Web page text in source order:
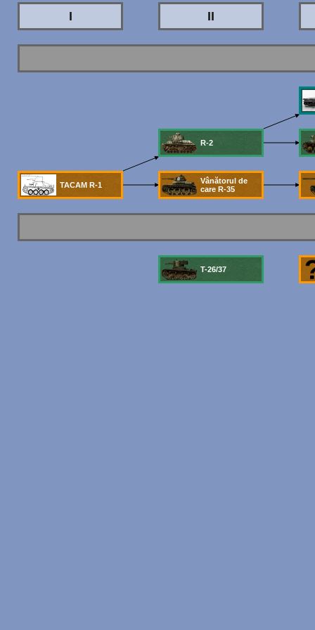
I II
R-2
TACAM R-1
Vânătorul de
care R-35
T-26/37